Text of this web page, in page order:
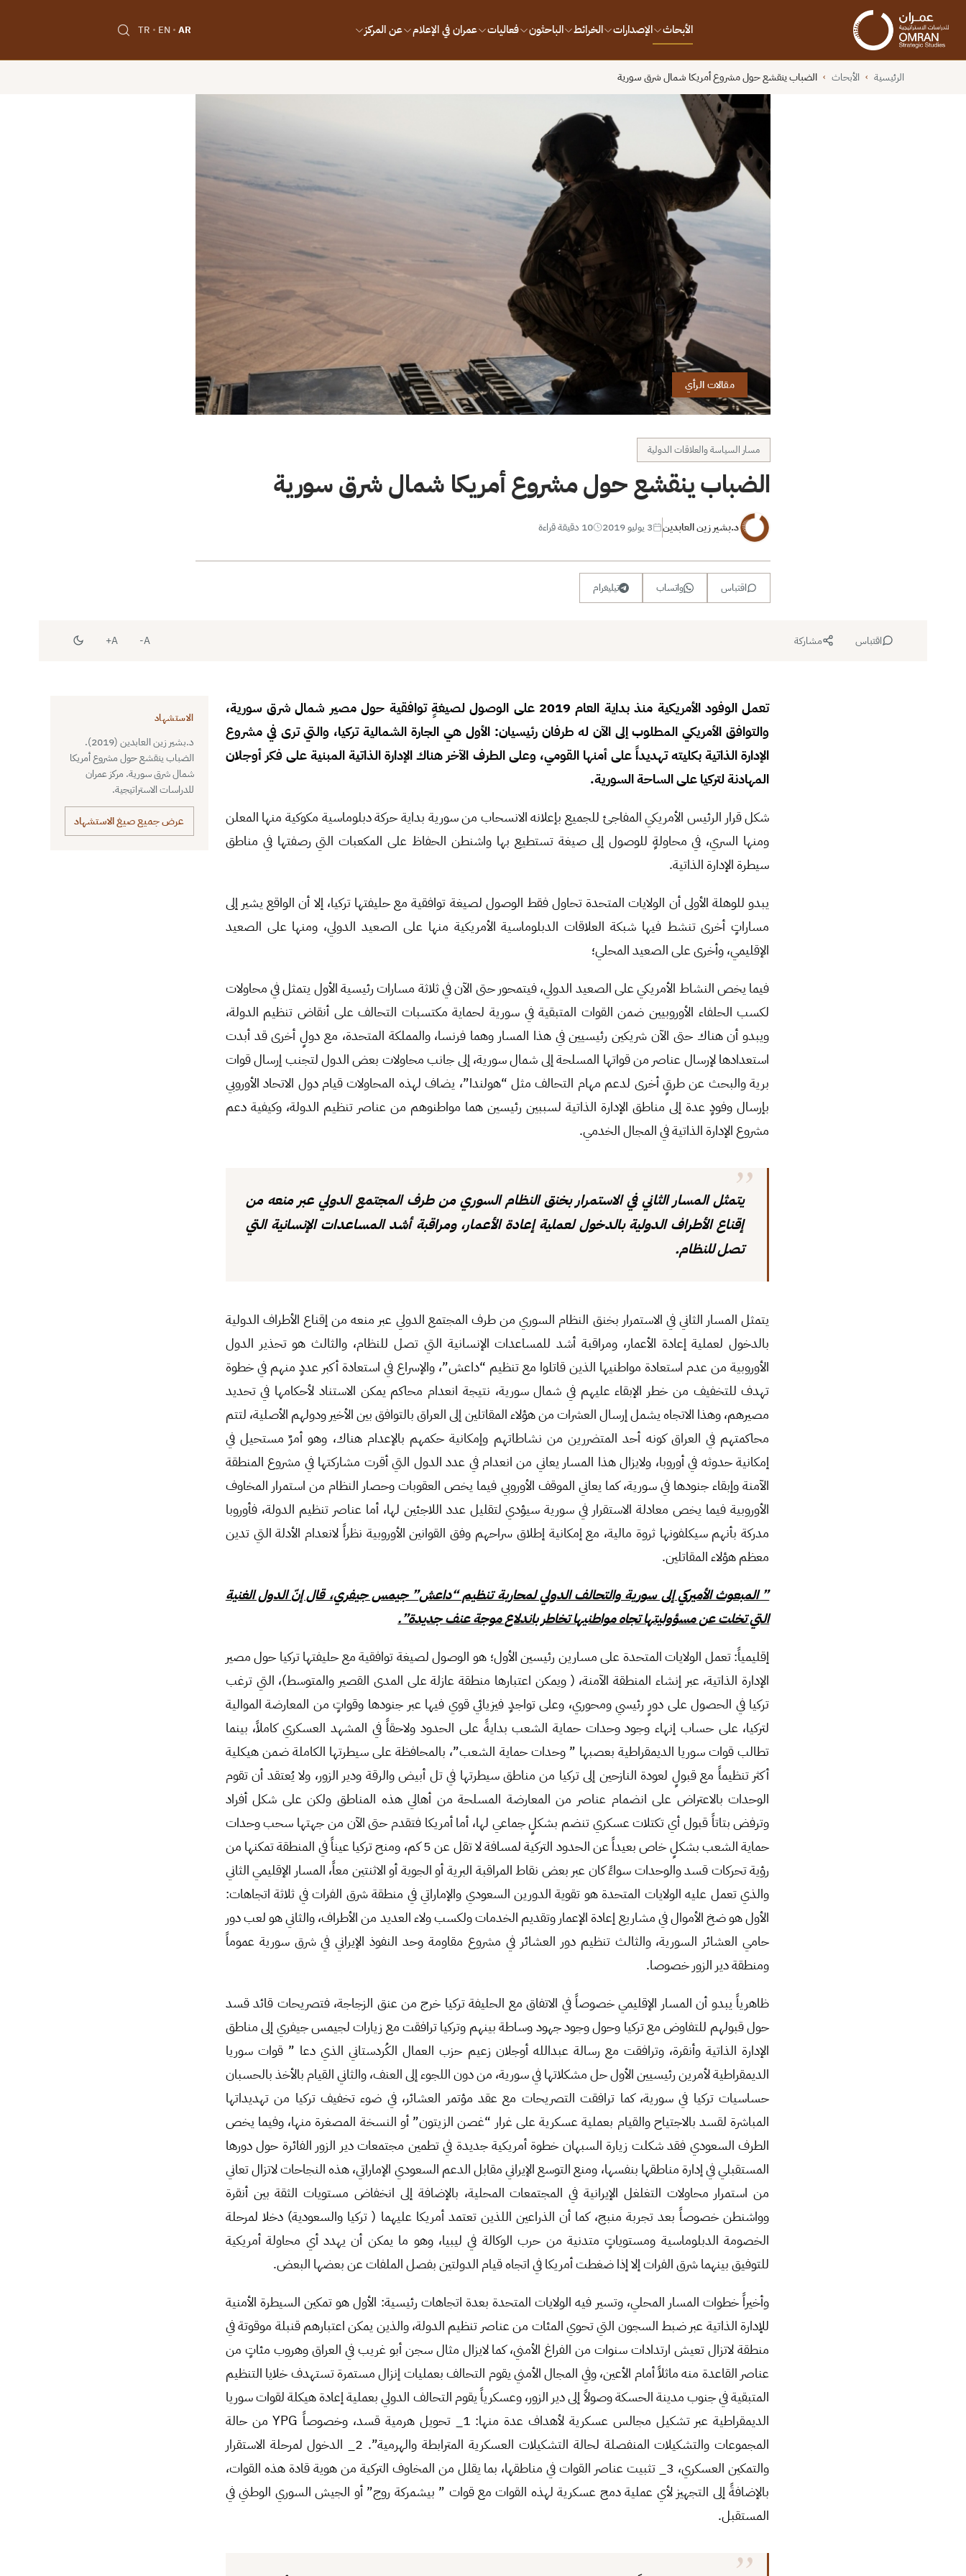
الأبحاث الإصدارات الخرائط الباحثون فعاليات عمران في الإعلام عن المركز AR
EN
TR
الرئيسية › الأبحاث › الضباب ينقشع حول مشروع أمريكا شمال شرق سورية
مقالات الرأي
مسار السياسة والعلاقات الدولية
الضباب ينقشع حول مشروع أمريكا شمال شرق سورية
د.بشير زين العابدين 3 يوليو 2019 10 دقيقة قراءة
اقتباس واتساب تيليغرام
اقتباس مشاركة A-
A+
تعمل الوفود الأمريكية منذ بداية العام 2019 على الوصول لصيغةٍ توافقية حول مصير شمال شرق سورية،
والتوافق الأمريكي المطلوب إلى الآن له طرفان رئيسيان: الأول هي الجارة الشمالية تركيا، والتي ترى في مشروع
الإدارة الذاتية بكليته تهديداً على أمنها القومي، وعلى الطرف الآخر هناك الإدارة الذاتية المبنية على فكر أوجلان
المهادنة لتركيا على الساحة السورية.
شكل قرار الرئيس الأمريكي المفاجئ للجميع بإعلانه الانسحاب من سورية بداية حركة دبلوماسية مكوكية منها المعلن
ومنها السري، في محاولةٍ للوصول إلى صيغة تستطيع بها واشنطن الحفاظ على المكعبات التي رصفتها في مناطق
سيطرة الإدارة الذاتية.
يبدو للوهلة الأولى أن الولايات المتحدة تحاول فقط الوصول لصيغة توافقية مع حليفتها تركيا، إلا أن الواقع يشير إلى
مساراتٍ أخرى تنشط فيها شبكة العلاقات الدبلوماسية الأمريكية منها على الصعيد الدولي، ومنها على الصعيد
الإقليمي، وأخرى على الصعيد المحلي؛
فيما يخص النشاط الأمريكي على الصعيد الدولي، فيتمحور حتى الآن في ثلاثة مسارات رئيسية الأول يتمثل في محاولات
لكسب الحلفاء الأوروبيين ضمن القوات المتبقية في سورية لحماية مكتسبات التحالف على أنقاض تنظيم الدولة،
ويبدو أن هناك حتى الآن شريكين رئيسيين في هذا المسار وهما فرنسا، والمملكة المتحدة، مع دولٍ أخرى قد أبدت
استعدادها لإرسال عناصر من قواتها المسلحة إلى شمال سورية، إلى جانب محاولات بعض الدول لتجنب إرسال قوات
برية والبحث عن طرقٍ أخرى لدعم مهام التحالف مثل “هولندا”، يضاف لهذه المحاولات قيام دول الاتحاد الأوروبي
بإرسال وفودٍ عدة إلى مناطق الإدارة الذاتية لسببين رئيسين هما مواطنوهم من عناصر تنظيم الدولة، وكيفية دعم
مشروع الإدارة الذاتية في المجال الخدمي.
يتمثل المسار الثاني في الاستمرار بخنق النظام السوري من طرف المجتمع الدولي عبر منعه من
إقناع الأطراف الدولية بالدخول لعملية إعادة الأعمار، ومراقبة أشد المساعدات الإنسانية التي
تصل للنظام.
يتمثل المسار الثاني في الاستمرار بخنق النظام السوري من طرف المجتمع الدولي عبر منعه من إقناع الأطراف الدولية
بالدخول لعملية إعادة الأعمار، ومراقبة أشد للمساعدات الإنسانية التي تصل للنظام، والثالث هو تحذير الدول
الأوروبية من عدم استعادة مواطنيها الذين قاتلوا مع تنظيم “داعش”، والإسراع في استعادة أكبر عددٍ منهم في خطوة
تهدف للتخفيف من خطر الإبقاء عليهم في شمال سورية، نتيجة انعدام محاكم يمكن الاستناد لأحكامها في تحديد
مصيرهم، وهذا الاتجاه يشمل إرسال العشرات من هؤلاء المقاتلين إلى العراق بالتوافق بين الأخير ودولهم الأصلية، لتتم
محاكمتهم في العراق كونه أحد المتضررين من نشاطاتهم وإمكانية حكمهم بالإعدام هناك، وهو أمرٌ مستحيل في
إمكانية حدوثه في أوروبا، ولايزال هذا المسار يعاني من انعدام في عدد الدول التي أقرت مشاركتها في مشروع المنطقة
الآمنة وإبقاء جنودها في سورية، كما يعاني الموقف الأوروبي فيما يخص العقوبات وحصار النظام من استمرار المخاوف
الأوروبية فيما يخص معادلة الاستقرار في سورية سيؤدي لتقليل عدد اللاجئين لها، أما عناصر تنظيم الدولة، فأوروبا
مدركة بأنهم سيكلفونها ثروة مالية، مع إمكانية إطلاق سراحهم وفق القوانين الأوروبية نظراً لانعدام الأدلة التي تدين
معظم هؤلاء المقاتلين.
” المبعوث الأميركي إلى سورية والتحالف الدولي لمحاربة تنظيم “داعش” جيمس جيفري، قال إنّ الدول الغنية
التي تخلت عن مسؤوليتها تجاه مواطنيها تخاطر باندلاع موجة عنف جديدة”.
إقليمياً: تعمل الولايات المتحدة على مسارين رئيسين الأول؛ هو الوصول لصيغة توافقية مع حليفتها تركيا حول مصير
الإدارة الذاتية، عبر إنشاء المنطقة الآمنة، ( ويمكن اعتبارها منطقة عازلة على المدى القصير والمتوسط)، التي ترغب
تركيا في الحصول على دورٍ رئيسي ومحوري، وعلى تواجدٍ فيزيائي قوي فيها عبر جنودها وقواتٍ من المعارضة الموالية
لتركيا، على حساب إنهاء وجود وحدات حماية الشعب بدايةً على الحدود ولاحقاً في المشهد العسكري كاملاً، بينما
تطالب قوات سوريا الديمقراطية بعصبها ” وحدات حماية الشعب”، بالمحافظة على سيطرتها الكاملة ضمن هيكلية
أكثر تنظيماً مع قبولٍ لعودة النازحين إلى تركيا من مناطق سيطرتها في تل أبيض والرقة ودير الزور، ولا يُعتقد أن تقوم
الوحدات بالاعتراض على انضمام عناصر من المعارضة المسلحة من أهالي هذه المناطق ولكن على شكل أفراد
وترفض بتاتاً قبول أي تكتلات عسكري تنضم بشكلٍ جماعي لها، أما أمريكا فتقدم حتى الآن من جهتها سحب وحدات
حماية الشعب بشكلٍ خاص بعيداً عن الحدود التركية لمسافة لا تقل عن 5 كم، ومنح تركيا عيناً في المنطقة تمكنها من
رؤية تحركات قسد والوحدات سواءً كان عبر بعض نقاط المراقبة البرية أو الجوية أو الاثنتين معاً، المسار الإقليمي الثاني
والذي تعمل عليه الولايات المتحدة هو تقوية الدورين السعودي والإماراتي في منطقة شرق الفرات في ثلاثة اتجاهات:
الأول هو ضخ الأموال في مشاريع إعادة الإعمار وتقديم الخدمات ولكسب ولاء العديد من الأطراف، والثاني هو لعب دور
حامي العشائر السورية، والثالث تنظيم دور العشائر في مشروع مقاومة وحد النفوذ الإيراني في شرق سورية عموماً
ومنطقة دير الزور خصوصا.
ظاهرياً يبدو أن المسار الإقليمي خصوصاً في الاتفاق مع الحليفة تركيا خرج من عنق الزجاجة، فتصريحات قائد قسد
حول قبولهم للتفاوض مع تركيا وحول وجود جهود وساطة بينهم وتركيا ترافقت مع زيارات لجيمس جيفري إلى مناطق
الإدارة الذاتية وأنقرة، وترافقت مع رسالة عبدالله أوجلان زعيم حزب العمال الكُردستاني الذي دعا ” قوات سوريا
الديمقراطية لأمرين رئيسيين الأول حل مشكلاتها في سورية، من دون اللجوء إلى العنف، والثاني القيام بالأخذ بالحسبان
حساسيات تركيا في سورية، كما ترافقت التصريحات مع عقد مؤتمر العشائر، في ضوء تخفيف تركيا من تهديداتها
المباشرة لقسد بالاجتياح والقيام بعملية عسكرية على غرار “غصن الزيتون” أو النسخة المصغرة منها، وفيما يخص
الطرف السعودي فقد شكلت زيارة السبهان خطوة أمريكية جديدة في تطمين مجتمعات دير الزور الفائرة حول دورها
المستقبلي في إدارة مناطقها بنفسها، ومنع التوسع الإيراني مقابل الدعم السعودي الإماراتي، هذه النجاحات لاتزال تعاني
من استمرار محاولات التغلغل الإيرانية في المجتمعات المحلية، بالإضافة إلى انخفاض مستويات الثقة بين أنقرة
وواشنطن خصوصاً بعد تجربة منبج، كما أن الذراعين اللذين تعتمد أمريكا عليهما ( تركيا والسعودية) دخلا لمرحلة
الخصومة الدبلوماسية ومستوياتٍ متدنية من حرب الوكالة في ليبيا، وهو ما يمكن أن يهدد أي محاولة أمريكية
للتوفيق بينهما شرق الفرات إلا إذا ضغطت أمريكا في اتجاه قيام الدولتين بفصل الملفات عن بعضها البعض.
وأخيراً خطوات المسار المحلي، وتسير فيه الولايات المتحدة بعدة اتجاهات رئيسية: الأول هو تمكين السيطرة الأمنية
للإدارة الذاتية عبر ضبط السجون التي تحوي المئات من عناصر تنظيم الدولة، والذين يمكن اعتبارهم قنبلة موقوتة في
منطقة لاتزال تعيش ارتدادات سنوات من الفراغ الأمني، كما لايزال مثال سجن أبو غريب في العراق وهروب مئاتٍ من
عناصر القاعدة منه ماثلاً أمام الأعين، وفي المجال الأمني يقوم التحالف بعمليات إنزال مستمرة تستهدف خلايا التنظيم
المتبقية في جنوب مدينة الحسكة وصولاً إلى دير الزور، وعسكرياً يقوم التحالف الدولي بعملية إعادة هيكلة لقوات سوريا
الديمقراطية عبر تشكيل مجالس عسكرية لأهداف عدة منها: 1_ تحويل هرمية قسد، وخصوصاً YPG من حالة
المجموعات والتشكيلات المنفصلة لحالة التشكيلات العسكرية المترابطة والهرمية”. 2_ الدخول لمرحلة الاستقرار
والتمكين العسكري، 3_ تثبيت عناصر القوات في مناطقها، بما يقلل من المخاوف التركية من هوية قادة هذه القوات،
بالإضافةً إلى التجهيز لأي عملية دمج عسكرية لهذه القوات مع قوات ” بيشمركة روج” أو الجيش السوري الوطني في
المستقبل.
الاستشهاد
د.بشير زين العابدين (2019).
الضباب ينقشع حول مشروع أمريكا
شمال شرق سورية. مركز عمران
للدراسات الاستراتيجية.
عرض جميع صيغ الاستشهاد